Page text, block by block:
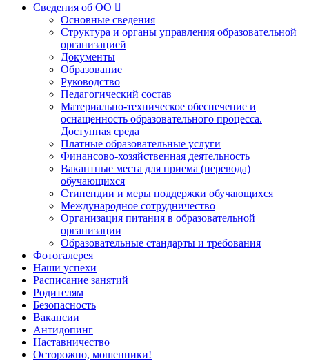
Сведения об ОО
Основные сведения
Структура и органы управления образовательной
организацией
Документы
Образование
Руководство
Педагогический состав
Материально-техническое обеспечение и
оснащенность образовательного процесса.
Доступная среда
Платные образовательные услуги
Финансово-хозяйственная деятельность
Вакантные места для приема (перевода)
обучающихся
Стипендии и меры поддержки обучающихся
Международное сотрудничество
Организация питания в образовательной
организации
Образовательные стандарты и требования
Фотогалерея
Наши успехи
Расписание занятий
Родителям
Безопасность
Вакансии
Антидопинг
Наставничество
Осторожно, мошенники!